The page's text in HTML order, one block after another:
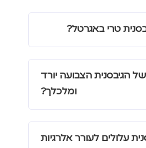
טרי באגרטל?
הגיבסנית הצבועה יורד
ומלכלך?
עלולים לעורר אלרגיות